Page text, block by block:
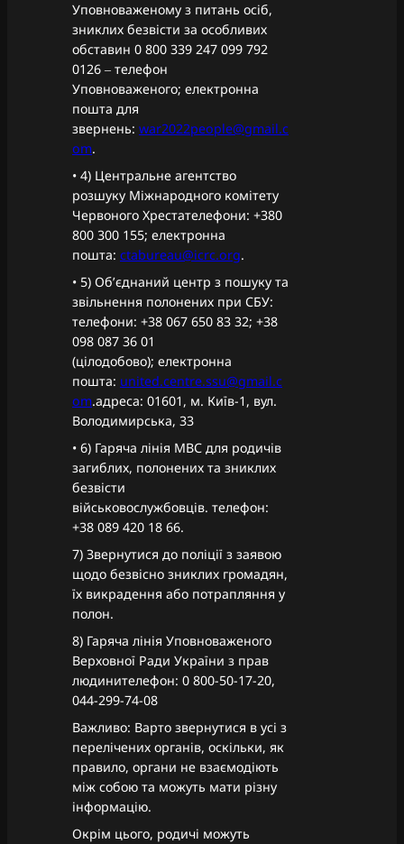
Уповноваженому з питань осіб,
зниклих безвісти за особливих
обставин 0 800 339 247 099 792
0126 ‒ телефон
Уповноваженого; електронна
пошта для
звернень: war2022people@gmail.c
om.‍
• 4) Центральне агентство
розшуку Міжнародного комітету
Червоного Хрестателефони: +380
800 300 155; електронна
пошта: ctabureau@icrc.org.‍
• 5) Об’єднаний центр з пошуку та
звільнення полонених при СБУ:
телефони: +38 067 650 83 32; +38
098 087 36 01
(цілодобово); електронна
пошта: united.centre.ssu@gmail.c
om.адреса: 01601, м. Київ-1, вул.
Володимирська, 33
• 6) Гаряча лінія МВС для родичів
загиблих, полонених та зниклих
безвісти
військовослужбовців. телефон:
+38 089 420 18 66.
7) Звернутися до поліції з заявою
щодо безвісно зниклих громадян,
їх викрадення або потрапляння у
полон.
8) Гаряча лінія Уповноваженого
Верховної Ради України з прав
людинителефон: 0 800-50-17-20,
044-299-74-08
Важливо: Варто звернутися в усі з
перелічених органів, оскільки, як
правило, органи не взаємодіють
між собою та можуть мати різну
інформацію.
Окрім цього, родичі можуть